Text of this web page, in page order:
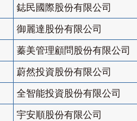
鋕民國際股份有限公司
御麗達股份有限公司
蓁美管理顧問股份有限公司
蔚然投資股份有限公司
全智能投資股份有限公司
宇安順股份有限公司